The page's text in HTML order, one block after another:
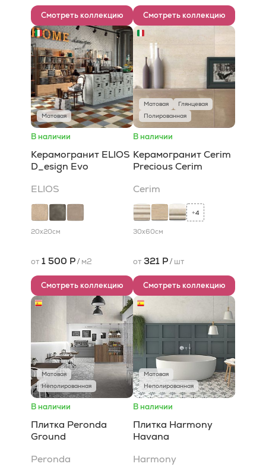
Смотреть коллекцию Смотреть коллекцию
Матовая
В наличии
Керамогранит ELIOS
D_esign Evo
ELIOS
20x20см
от 1 500 Р/ м2
Смотреть коллекцию
Матовая
Глянцевая
Полированная
В наличии
Керамогранит Cerim
Precious Cerim
Cerim
+4
30x60см
от 321 Р/ шт
Смотреть коллекцию
Матовая
Неполированная
В наличии
Плитка Peronda
Ground
Peronda
Матовая
Неполированная
В наличии
Плитка Harmony
Havana
Harmony